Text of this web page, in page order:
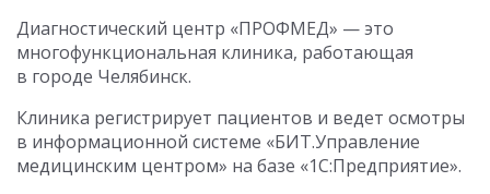
Диагностический центр «ПРОФМЕД» — это
многофункциональная клиника, работающая
в городе Челябинск.
Клиника регистрирует пациентов и ведет осмотры
в информационной системе «БИТ.Управление
медицинским центром» на базе «1С:Предприятие».